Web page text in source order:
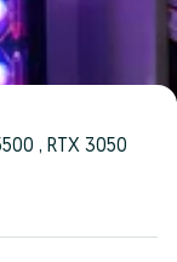
, RTX 3050